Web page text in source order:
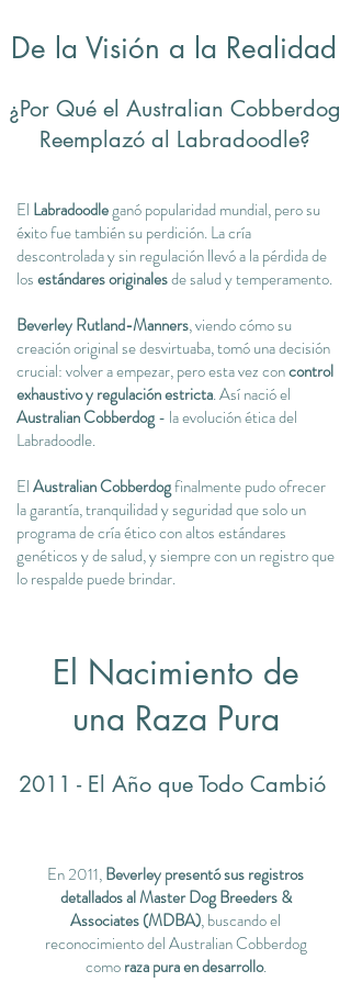
De la Visión a la Realidad
¿Por Qué el Australian Cobberdog
Reemplazó al Labradoodle?
El Labradoodleganó popularidad mundial, pero su
éxito fue también su perdición. La cría
descontrolada y sin regulación llevó a la pérdida de
losestándares originalesde salud y temperamento.
Beverley Rutland-Manners, viendo cómo su
creación original se desvirtuaba, tomó una decisión
crucial: volver a empezar, pero esta vez concontrol
exhaustivo y regulación estricta. Así nació el
Australian Cobberdog- la evolución ética del
Labradoodle.
ElAustralian Cobberdogfinalmente pudo ofrecer
la garantía, tranquilidad y seguridad que solo un
programa de cría ético con altos estándares
genéticos y de salud, y siempre con un registro que
lo respalde puede brindar.
El Nacimiento de
una Raza Pura
2011 - El Año que Todo Cambió
En 2011,Beverley presentó sus registros
detallados al Master Dog Breeders &
Associates (MDBA), buscando el
reconocimiento del Australian Cobberdog
comoraza pura en desarrollo.